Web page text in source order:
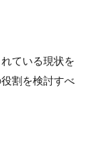
ている現状を
割を検討すべ